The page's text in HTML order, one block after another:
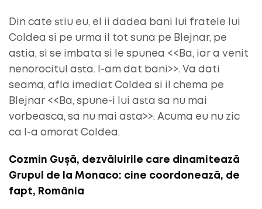
Din cate stiu eu, el ii dadea bani lui fratele lui
Coldea si pe urma il tot suna pe Blejnar, pe
astia, si se imbata si le spunea <<Ba, iar a venit
nenorocitul asta. I-am dat bani>>. Va dati
seama, afla imediat Coldea si il chema pe
Blejnar <<Ba, spune-i lui asta sa nu mai
vorbeasca, sa nu mai asta>>. Acuma eu nu zic
ca l-a omorat Coldea.
Cozmin Gușă, dezvăluirile care dinamitează
Grupul de la Monaco: cine coordonează, de
fapt, România